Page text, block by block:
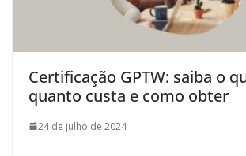
Certificação GPTW: saiba o
quanto custa e como obter
24 de julho de 2024